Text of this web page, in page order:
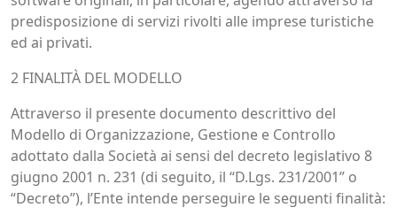
predisposizione di servizi rivolti alle imprese turistiche
ed ai privati.
2 FINALITÀ DEL MODELLO
Attraverso il presente documento descrittivo del
Modello di Organizzazione, Gestione e Controllo
adottato dalla Società ai sensi del decreto legislativo 8
giugno 2001 n. 231 (di seguito, il “D.Lgs. 231/2001” o
“Decreto”), l’Ente intende perseguire le seguenti finalità: